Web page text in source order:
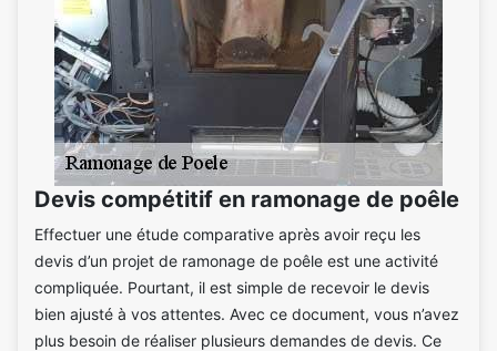
Devis compétitif en ramonage de poêle
Effectuer une étude comparative après avoir reçu les
devis d’un projet de ramonage de poêle est une activité
compliquée. Pourtant, il est simple de recevoir le devis
bien ajusté à vos attentes. Avec ce document, vous n’avez
plus besoin de réaliser plusieurs demandes de devis. Ce